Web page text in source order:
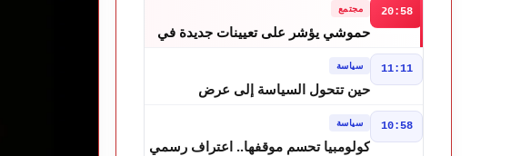
20:58 مجتمع
حموشي يؤشر على تعيينات جديدة في
المملكة
11:11 سياسة
حين تتحول السياسة إلى عرض
التعليقات الساخرة
10:58 سياسة
كولومبيا تحسم موقفها.. اعتراف رسمي